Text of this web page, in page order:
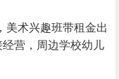
美术兴趣班带租金出
营，周边‌‌学校幼儿